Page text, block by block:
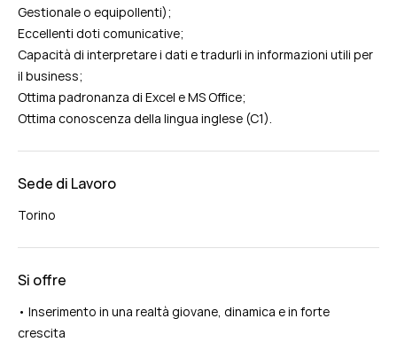
Gestionale o equipollenti);
Eccellenti doti comunicative;
Capacità di interpretare i dati e tradurli in informazioni utili per
il business;
Ottima padronanza di Excel e MS Office;
Ottima conoscenza della lingua inglese (C1).
Sede di Lavoro
Torino
Si offre
• Inserimento in una realtà giovane, dinamica e in forte
crescita